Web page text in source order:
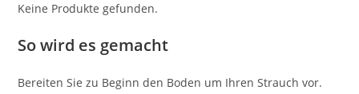
Keine Produkte gefunden.
So wird es gemacht
Bereiten Sie zu Beginn den Boden um Ihren Strauch vor.